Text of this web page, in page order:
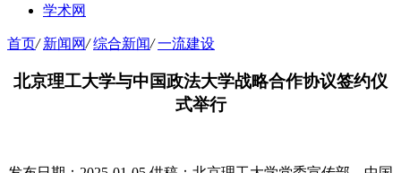
学术网
首页/ 新闻网/ 综合新闻/ 一流建设
北京理工大学与中国政法大学战略合作协议签约仪
式举行